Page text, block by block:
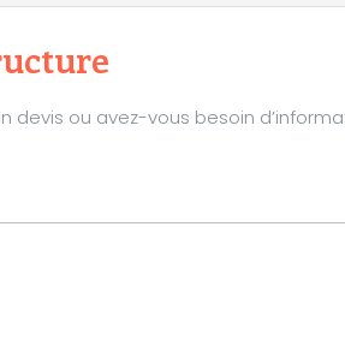
devis ou avez-vous besoin